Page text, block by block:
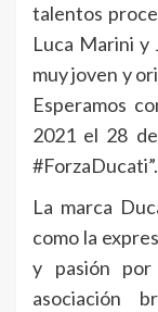
talentos
Luca Marini y
muy joven y
Esperamos
2021 el 28
#ForzaDucati”.
La marca
como la
y pasión
asociación